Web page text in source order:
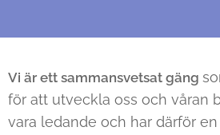
Vi är ett sammansvetsat gäng
för att utveckla oss och våran
vara ledande och har därför